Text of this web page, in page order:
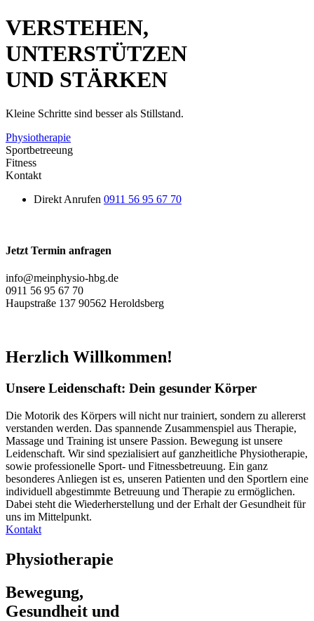
VERSTEHEN,
UNTERSTÜTZEN
UND STÄRKEN
Kleine Schritte sind besser als Stillstand.
Physiotherapie
Sportbetreeung
Fitness
Kontakt
Direkt Anrufen 0911 56 95 67 70
Jetzt Termin anfragen
info@meinphysio-hbg.de
0911 56 95 67 70
Haupstraße 137 90562 Heroldsberg
Herzlich Willkommen!
Unsere Leidenschaft: Dein gesunder Körper
Die Motorik des Körpers will nicht nur trainiert, sondern zu allererst
verstanden werden. Das spannende Zusammenspiel aus Therapie,
Massage und Training ist unsere Passion. Bewegung ist unsere
Leidenschaft. Wir sind spezialisiert auf ganzheitliche Physiotherapie,
sowie professionelle Sport- und Fitnessbetreuung. Ein ganz
besonderes Anliegen ist es, unseren Patienten und den Sportlern eine
individuell abgestimmte Betreuung und Therapie zu ermöglichen.
Dabei steht die Wiederherstellung und der Erhalt der Gesundheit für
uns im Mittelpunkt.
Kontakt
Physiotherapie
Bewegung,
Gesundheit und